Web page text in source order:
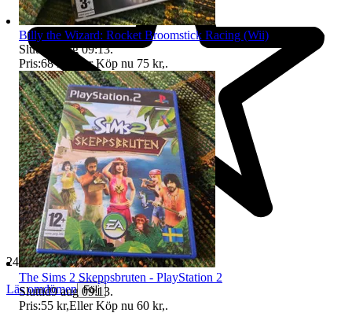
24 491 omdömen
Läs omdömen Följ
Billy the Wizard: Rocket Broomstick Racing (Wii)
Sluttid
9 aug 09:13.
Pris:68 kr Eller Köp nu 75 kr,.
The Sims 2 Skeppsbruten - PlayStation 2
Sluttid9 aug 09:13.
Pris:55 kr,Eller Köp nu 60 kr,.